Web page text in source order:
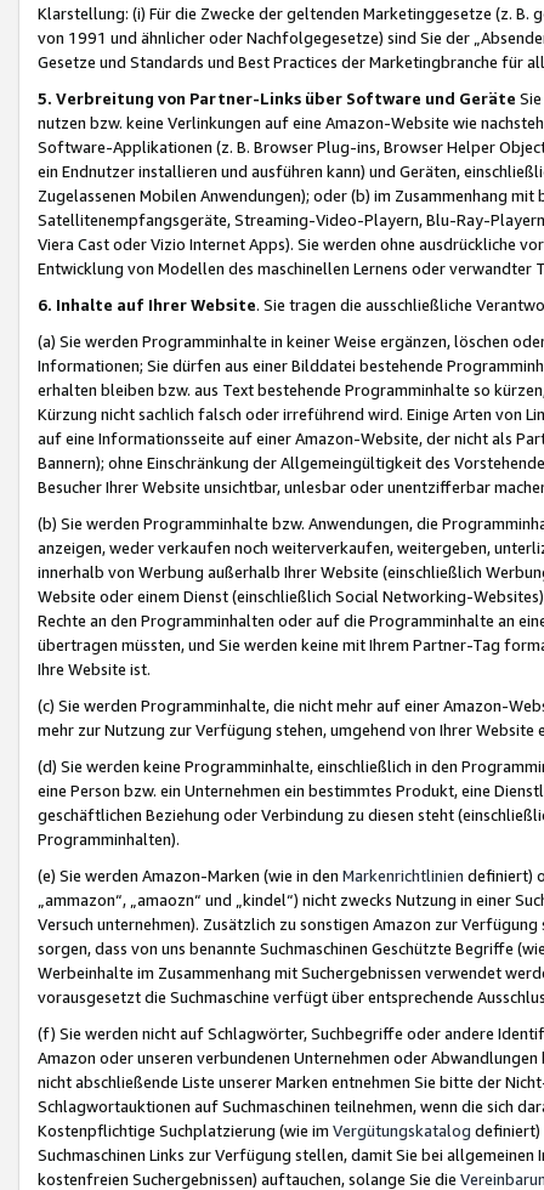
Klarstellung: (i) Für die Zwecke der geltenden Marketinggesetze (z. B.
von 1991 und ähnlicher oder Nachfolgegesetze) sind Sie der
Gesetze und Standards und Best Practices der Marketingbranche für
5. Verbreitung von Partner-Links über Software und Geräte
nutzen bzw. keine Verlinkungen auf eine Amazon-Website wie
Software-Applikationen (z. B. Browser Plug-ins, Browser Helper
ein Endnutzer installieren und ausführen kann) und Geräten,
Zugelassenen Mobilen Anwendungen); oder (b) im Zusammenhang
Satellitenempfangsgeräte, Streaming-Video-Playern, Blu-Ray-
Viera Cast oder Vizio Internet Apps). Sie werden ohne ausdrückliche
Entwicklung von Modellen des maschinellen Lernens oder
6. Inhalte auf Ihrer Website. Sie tragen die ausschließliche
(a) Sie werden Programminhalte in keiner Weise ergänzen, löschen
Informationen; Sie dürfen aus einer Bilddatei bestehende
erhalten bleiben bzw. aus Text bestehende Programminhalte so
Kürzung nicht sachlich falsch oder irreführend wird. Einige Arten von
auf eine Informationsseite auf einer Amazon-Website, der nicht als
Bannern); ohne Einschränkung der Allgemeingültigkeit des
Besucher Ihrer Website unsichtbar, unlesbar oder unentzifferbar
(b) Sie werden Programminhalte bzw. Anwendungen, die
anzeigen, weder verkaufen noch weiterverkaufen, weitergeben,
innerhalb von Werbung außerhalb Ihrer Website (einschließlich
Website oder einem Dienst (einschließlich Social Networking-
Rechte an den Programminhalten oder auf die Programminhalte an
übertragen müssten, und Sie werden keine mit Ihrem Partner-Tag
Ihre Website ist.
(c) Sie werden Programminhalte, die nicht mehr auf einer Amazon-
mehr zur Nutzung zur Verfügung stehen, umgehend von Ihrer
(d) Sie werden keine Programminhalte, einschließlich in den
eine Person bzw. ein Unternehmen ein bestimmtes Produkt, eine
geschäftlichen Beziehung oder Verbindung zu diesen steht
Programminhalten).
(e) Sie werden Amazon-Marken (wie in den Markenrichtlinien definiert)
„ammazon“, „amaozn“ und „kindel“) nicht zwecks Nutzung in einer
Versuch unternehmen). Zusätzlich zu sonstigen Amazon zur
sorgen, dass von uns benannte Suchmaschinen Geschützte Begriffe
Werbeinhalte im Zusammenhang mit Suchergebnissen verwendet
vorausgesetzt die Suchmaschine verfügt über entsprechende
(f) Sie werden nicht auf Schlagwörter, Suchbegriffe oder andere
Amazon oder unseren verbundenen Unternehmen oder
nicht abschließende Liste unserer Marken entnehmen Sie bitte der
Schlagwortauktionen auf Suchmaschinen teilnehmen, wenn die sich
Kostenpflichtige Suchplatzierung (wie im Vergütungskatalog definiert)
Suchmaschinen Links zur Verfügung stellen, damit Sie bei
kostenfreien Suchergebnissen) auftauchen, solange Sie die